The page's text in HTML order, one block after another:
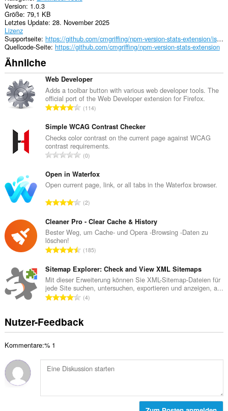
Version 1.0.3
Größe 79,1 KB
Letztes Update 28. November 2025
Lizenz
Supportseite
https://github.com/cmgriffing/npm-version-stats-extension/issues
Quellcode-Seite https://github.com/cmgriffing/npm-version-stats-extension
Ähnliche
Web Developer
Adds a toolbar button with various web developer tools. The
official port of the Web Developer extension for Firefox.
G
s
a
m
t
B
e
w
e
r
u
n
e
n
:
114
Simple WCAG Contrast Checker
Checks color contrast on the current page against WCAG
contrast requirements.
G
s
a
t
B
e
w
e
r
t
u
n
e
n
0
Open in Waterfox
Open current page, link, or all tabs in the Waterfox browser.
G
s
a
t
B
e
w
e
t
u
e
n
2
Cleaner Pro - Clear Cache & History
Bester Weg, um Cache- und Opera -Browsing -Daten zu
löschen!
G
s
a
m
t
B
e
r
t
185
Sitemap Explorer: Check and View XML Sitemaps
Mit dieser Erweiterung können Sie XML-Sitemap-Dateien für
jede Site suchen, untersuchen, exportieren und anzeigen, a...
G
s
a
e
B
e
4
Nutzer-Feedback
Kommentare:% 1